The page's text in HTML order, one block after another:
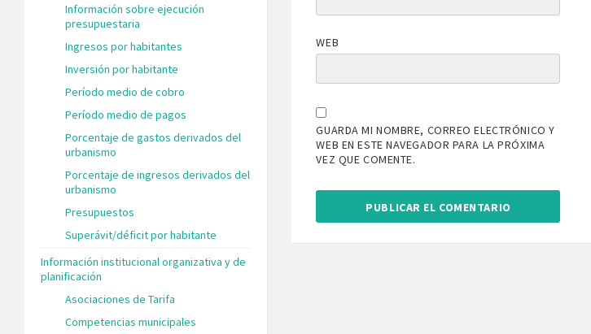
WEB
GUARDA MI NOMBRE, CORREO ELECTRÓNICO Y
WEB EN ESTE NAVEGADOR PARA LA PRÓXIMA
VEZ QUE COMENTE.
Información sobre ejecución
presupuestaria
Ingresos por habitantes
Inversión por habitante
Período medio de cobro
Período medio de pagos
Porcentaje de gastos derivados del
urbanismo
Porcentaje de ingresos derivados del
urbanismo
Presupuestos
Superávit/déficit por habitante
Información institucional organizativa y de
planificación
Asociaciones de Tarifa
Competencias municipales